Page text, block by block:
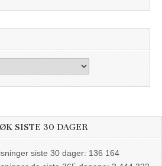
SISTE 30 DAGER
siste 30 dager: 136 164